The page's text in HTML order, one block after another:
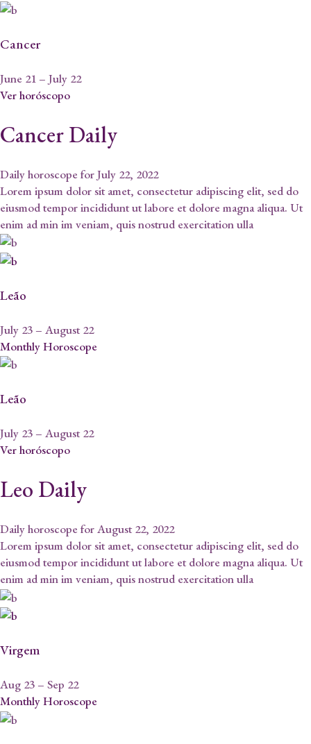
Cancer
June 21 – July 22
Ver horóscopo
Cancer Daily
Daily horoscope for July 22, 2022
Lorem ipsum dolor sit amet, consectetur adipiscing elit, sed do
eiusmod tempor incididunt ut labore et dolore magna aliqua. Ut
enim ad min im veniam, quis nostrud exercitation ulla
Leão
July 23 – August 22
Monthly Horoscope
Leão
July 23 – August 22
Ver horóscopo
Leo Daily
Daily horoscope for August 22, 2022
Lorem ipsum dolor sit amet, consectetur adipiscing elit, sed do
eiusmod tempor incididunt ut labore et dolore magna aliqua. Ut
enim ad min im veniam, quis nostrud exercitation ulla
Virgem
Aug 23 – Sep 22
Monthly Horoscope